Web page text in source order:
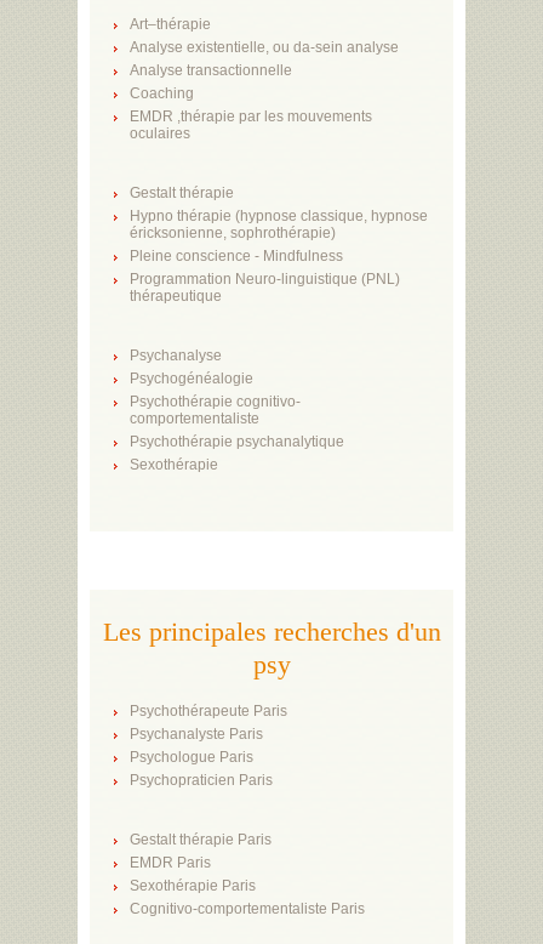
Art–thérapie
Analyse existentielle, ou da-sein analyse
Analyse transactionnelle
Coaching
EMDR ,thérapie par les mouvements
oculaires
Gestalt thérapie
Hypno thérapie (hypnose classique, hypnose
éricksonienne, sophrothérapie)
Pleine conscience - Mindfulness
Programmation Neuro-linguistique (PNL)
thérapeutique
Psychanalyse
Psychogénéalogie
Psychothérapie cognitivo-
comportementaliste
Psychothérapie psychanalytique
Sexothérapie
Les principales recherches d'un
psy
Psychothérapeute Paris
Psychanalyste Paris
Psychologue Paris
Psychopraticien Paris
Gestalt thérapie Paris
EMDR Paris
Sexothérapie Paris
Cognitivo-comportementaliste Paris